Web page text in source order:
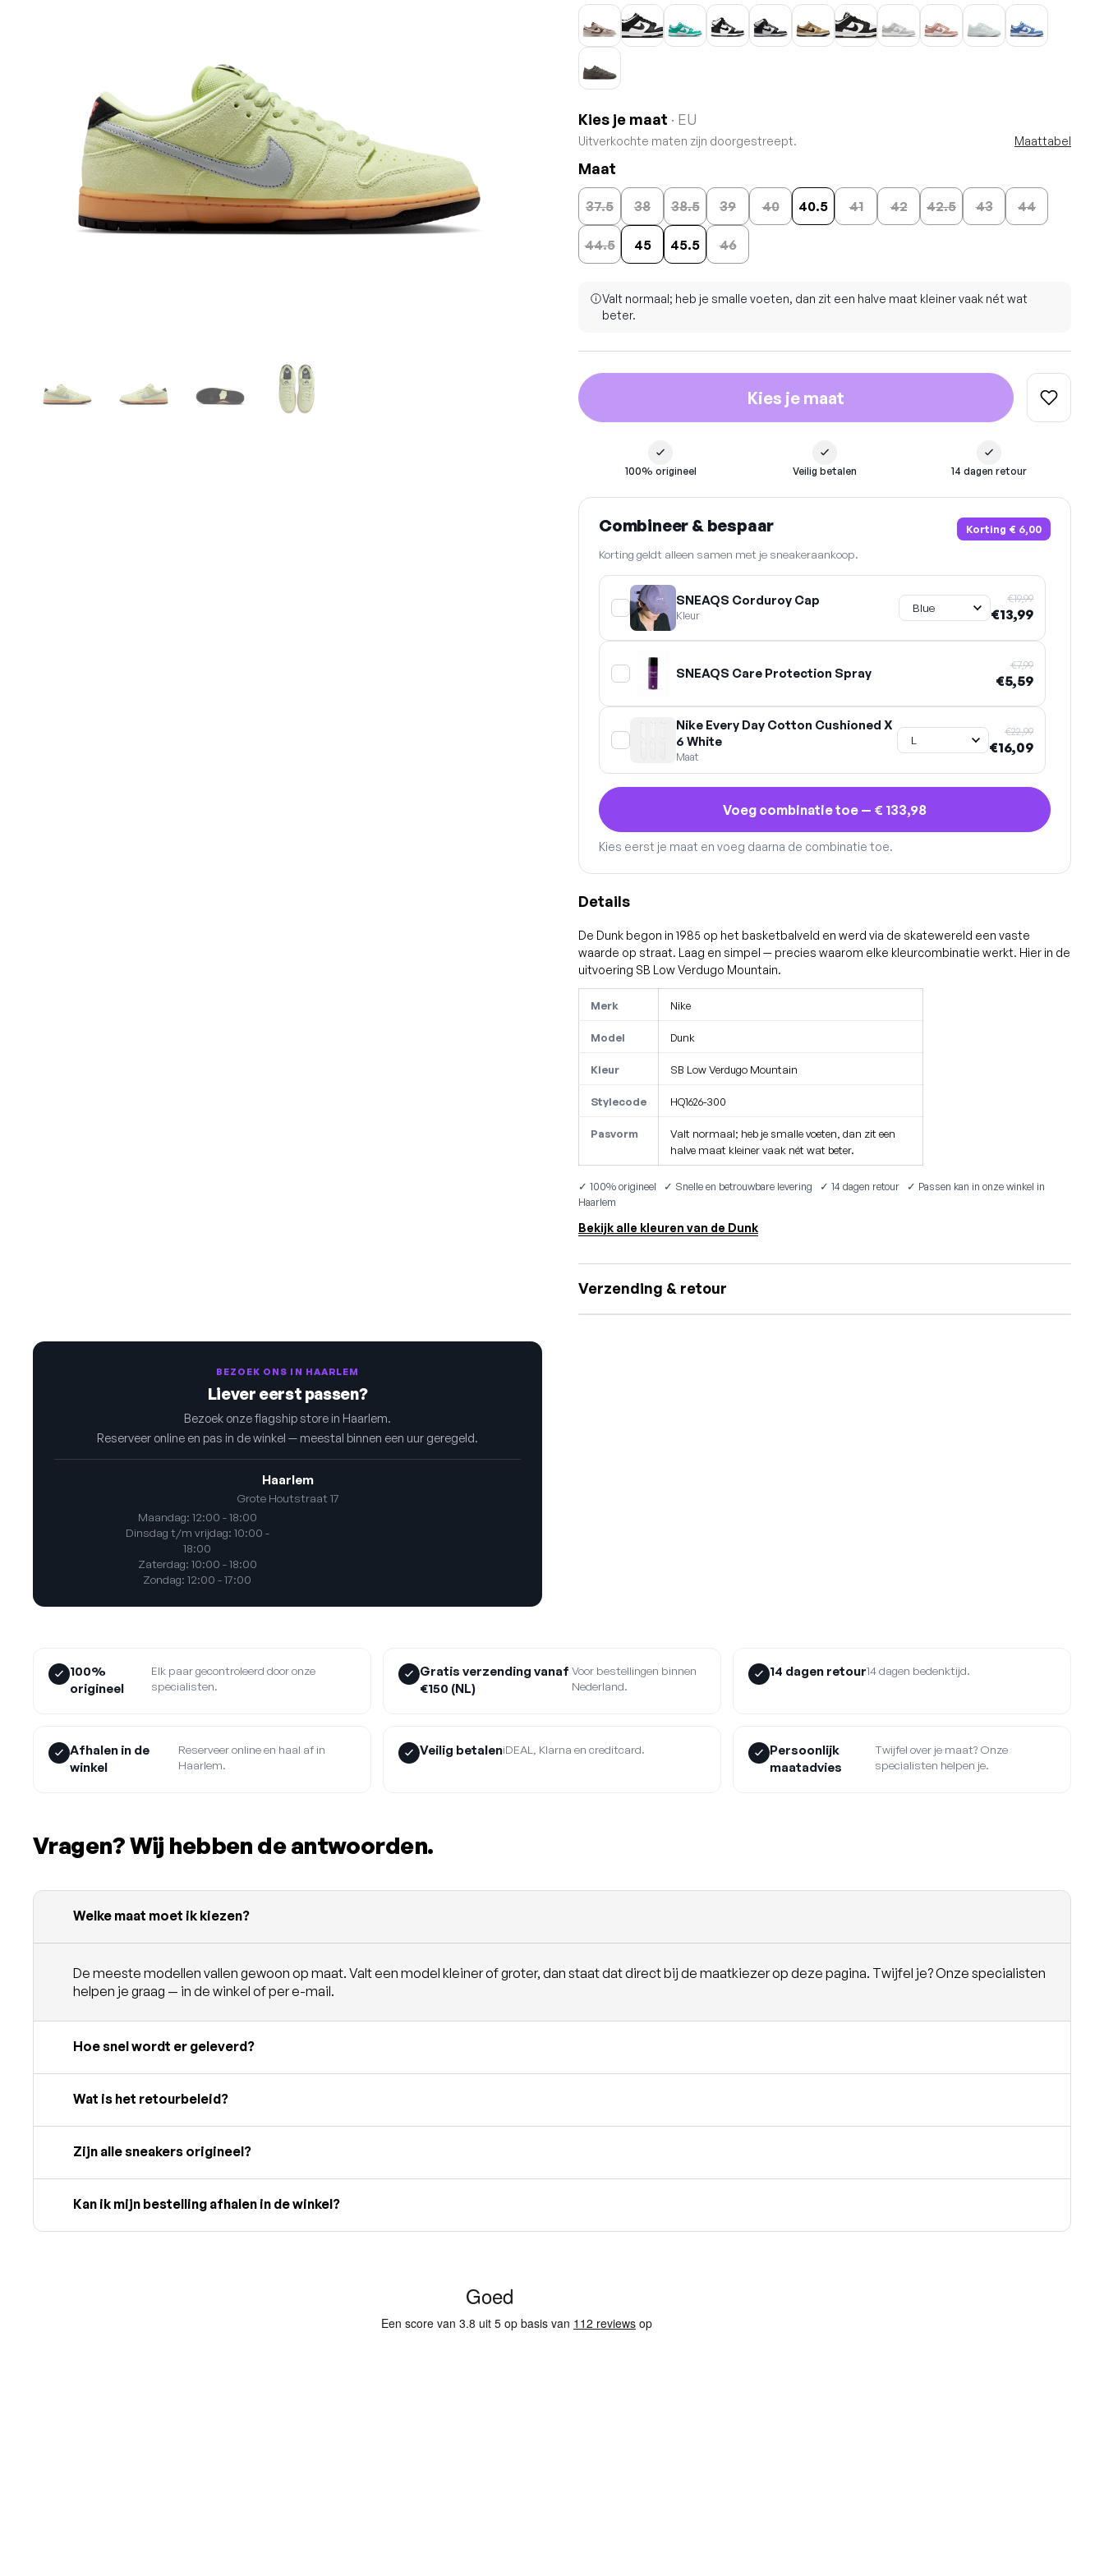
Toon dia 3 Toon dia 4
Kies je maat · EU
Uitverkochte maten zijn doorgestreept. Maattabel
Maat
37.5 38 38.5 39 40 40.5 41 42 42.5 43 44
44.5 45 45.5 46
Valt normaal; heb je smalle voeten, dan zit een halve maat kleiner vaak nét wat
beter.
Kies je maat
100% origineel Veilig betalen 14 dagen retour
Combineer & bespaar Korting € 6,00
Korting geldt alleen samen met je sneakeraankoop.
SNEAQS Corduroy Cap
Kleur
€19,99
€13,99
SNEAQS Care Protection Spray
€7,99
€5,59
Nike Every Day Cotton Cushioned X
6 White
Maat
€22,99
€16,09
Voeg combinatie toe — € 133,98
Kies eerst je maat en voeg daarna de combinatie toe.
Details
De Dunk begon in 1985 op het basketbalveld en werd via de skatewereld een vaste
waarde op straat. Laag en simpel — precies waarom elke kleurcombinatie werkt. Hier in de
uitvoering SB Low Verdugo Mountain.
Merk Nike
Model Dunk
Kleur SB Low Verdugo Mountain
Stylecode HQ1626-300
Pasvorm
Valt normaal; heb je smalle voeten, dan zit een
halve maat kleiner vaak nét wat beter.
✓ 100% origineel ✓ Snelle en betrouwbare levering ✓ 14 dagen retour ✓ Passen kan in onze winkel in
Haarlem
Bekijk alle kleuren van de Dunk
Verzending & retour
BEZOEK ONS IN HAARLEM
Liever eerst passen?
Bezoek onze flagship store in Haarlem.
Reserveer online en pas in de winkel — meestal binnen een uur geregeld.
Haarlem
Grote Houtstraat 17
Maandag: 12:00 - 18:00
Dinsdag t/m vrijdag: 10:00 -
18:00
Zaterdag: 10:00 - 18:00
Zondag: 12:00 - 17:00
100%
origineel
Elk paar gecontroleerd door onze
specialisten.
Gratis verzending vanaf
€150 (NL)
Voor bestellingen binnen
Nederland.
14 dagen retour14 dagen bedenktijd.
Afhalen in de
winkel
Reserveer online en haal af in
Haarlem.
Veilig betaleniDEAL, Klarna en creditcard.
Persoonlijk
maatadvies
Twijfel over je maat? Onze
specialisten helpen je.
Vragen? Wij hebben de antwoorden.
Welke maat moet ik kiezen?
De meeste modellen vallen gewoon op maat. Valt een model kleiner of groter, dan staat dat direct bij de maatkiezer op deze pagina. Twijfel je? Onze specialisten
helpen je graag — in de winkel of per e-mail.
Hoe snel wordt er geleverd?
Wat is het retourbeleid?
Zijn alle sneakers origineel?
Kan ik mijn bestelling afhalen in de winkel?